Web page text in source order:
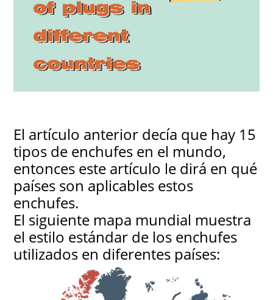
El artículo anterior decía que hay 15
tipos de enchufes en el mundo,
entonces este artículo le dirá en qué
países son aplicables estos
enchufes.
El siguiente mapa mundial muestra
el estilo estándar de los enchufes
utilizados en diferentes países: